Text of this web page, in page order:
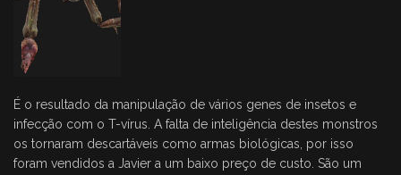
É o resultado da manipulação de vários genes de insetos e
infecção com o T-vírus. A falta de inteligência destes monstros
os tornaram descartáveis como armas biológicas, por isso
foram vendidos a Javier a um baixo preço de custo. São um